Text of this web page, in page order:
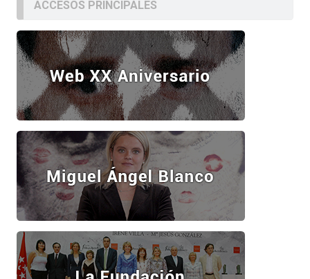
ACCESOS PRINCIPALES